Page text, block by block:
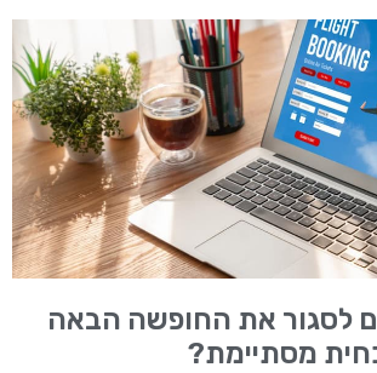
לסגור את החופשה הבאה
מסתיימת?